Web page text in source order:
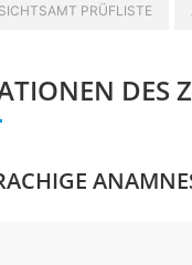
PRÜFLISTE
DES